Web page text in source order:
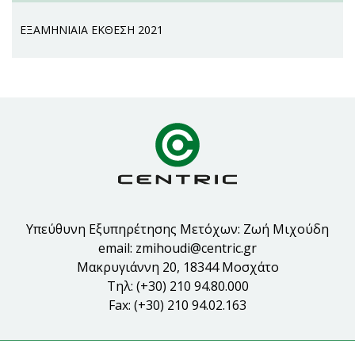
ΕΞΑΜΗΝΙΑΙΑ ΕΚΘΕΣΗ 2021
Υπεύθυνη Εξυπηρέτησης Μετόχων: Ζωή Μιχούδη
email: zmihoudi@centric.gr
Μακρυγιάννη 20, 18344 Μοσχάτο
Τηλ: (+30) 210 94.80.000
Fax: (+30) 210 94.02.163